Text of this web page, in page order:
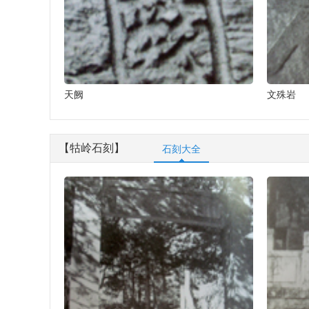
天阙 文殊岩
【牯岭石刻】 石刻大全